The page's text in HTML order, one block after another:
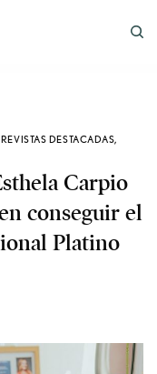
DESTACADAS,
Carpio
conseguir el
Platino